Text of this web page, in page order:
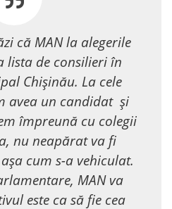
că MAN la alegerile
lista de consilieri în
Chișinău. La cele
avea un candidat și
împreună cu colegii
nu neapărat va fi
cum s-a vehiculat.
MAN va
este ca să fie cea